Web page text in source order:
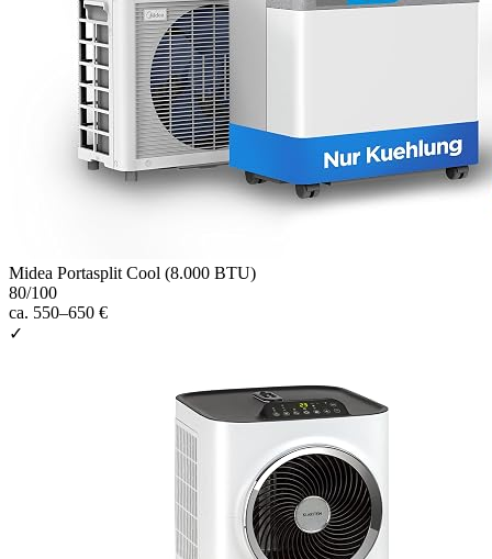
Midea Portasplit Cool (8.000 BTU)
80/100
ca. 550–650 €
✓